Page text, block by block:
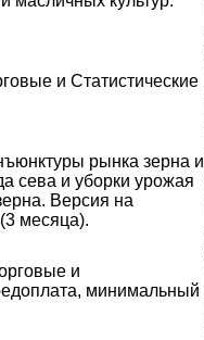
и Статистические
рынка зерна и
сева и уборки урожая
Версия на
месяца).
и
минимальный